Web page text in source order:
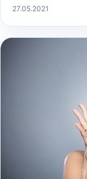
27.05.2021